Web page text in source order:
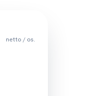
netto / os.